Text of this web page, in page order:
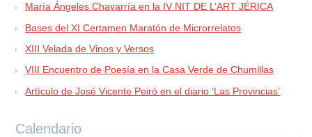
María Ángeles Chavarría en la IV NIT DE L’ART JÉRICA
Bases del XI Certamen Maratón de Microrrelatos
XIII Velada de Vinos y Versos
VIII Encuentro de Poesía en la Casa Verde de Chumillas
Artículo de José Vicente Peiró en el diario ‘Las Provincias’
Calendario